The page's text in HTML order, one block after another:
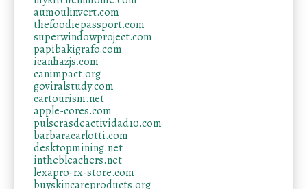
aumoulinvert.com
thefoodiepassport.com
superwindowproject.com
papibakigrafo.com
icanhazjs.com
canimpact.org
goviralstudy.com
cartourism.net
apple-cores.com
pulserasdeactividad10.com
barbaracarlotti.com
desktopmining.net
inthebleachers.net
lexapro-rx-store.com
buyskincareproducts.org